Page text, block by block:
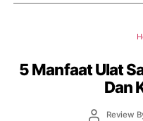
5 Manfaat Ulat
Dan
PostReview